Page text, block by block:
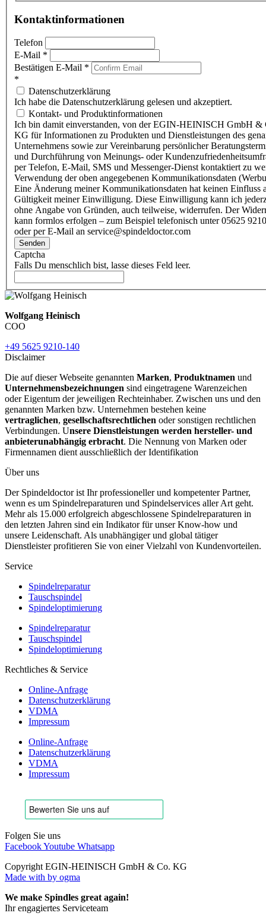
Kontaktinformationen
Telefon
E-Mail *
Bestätigen E-Mail *
*
Datenschutzerklärung
Ich habe die Datenschutzerklärung gelesen und akzeptiert.
Kontakt- und Produktinformationen
Ich bin damit einverstanden, von der EGIN-HEINISCH GmbH &
KG für Informationen zu Produkten und Dienstleistungen des
Unternehmens sowie zur Vereinbarung persönlicher
und Durchführung von Meinungs- oder
per Telefon, E-Mail, SMS und Messenger-Dienst kontaktiert zu
Verwendung der oben angegebenen Kommunikationsdaten
Eine Änderung meiner Kommunikationsdaten hat keinen Einfluss
Gültigkeit meiner Einwilligung. Diese Einwilligung kann ich
ohne Angabe von Gründen, auch teilweise, widerrufen. Der
kann formlos erfolgen – zum Beispiel telefonisch unter 05625
oder per E-Mail an service@spindeldoctor.com
Senden
Captcha
Falls Du menschlich bist, lasse dieses Feld leer.
Wolfgang Heinisch
COO
+49 5625 9210-140
Disclaimer
Die auf dieser Webseite genannten Marken, Produktnamen und
Unternehmensbezeichnungen sind eingetragene Warenzeichen
oder Eigentum der jeweiligen Rechteinhaber. Zwischen uns und den
genannten Marken bzw. Unternehmen bestehen keine
vertraglichen, gesellschaftsrechtlichen oder sonstigen rechtlichen
Verbindungen. Unsere Dienstleistungen werden hersteller- und
anbieterunabhängig erbracht. Die Nennung von Marken oder
Firmennamen dient ausschließlich der Identifikation
Über uns
Der Spindeldoctor ist Ihr professioneller und kompetenter Partner,
wenn es um Spindelreparaturen und Spindelservices aller Art geht.
Mehr als 15.000 erfolgreich abgeschlossene Spindelreparaturen in
den letzten Jahren sind ein Indikator für unser Know-how und
unsere Leidenschaft. Als unabhängiger und global tätiger
Dienstleister profitieren Sie von einer Vielzahl von Kundenvorteilen.
Service
Spindelreparatur
Tauschspindel
Spindeloptimierung
Spindelreparatur
Tauschspindel
Spindeloptimierung
Rechtliches & Service
Online-Anfrage
Datenschutzerklärung
VDMA
Impressum
Online-Anfrage
Datenschutzerklärung
VDMA
Impressum
Folgen Sie uns
FacebookYoutube Whatsapp
Copyright EGIN-HEINISCH GmbH & Co. KG
Made with by ogma
We make Spindles great again!
Ihr engagiertes Serviceteam